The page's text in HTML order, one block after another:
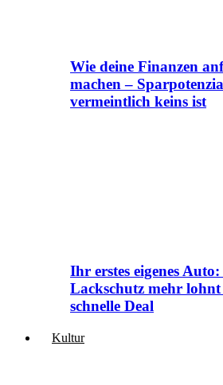
Wie deine Finanzen
machen –
vermeintlich keins ist
Ihr erstes eigenes
Lackschutz mehr lohnt
schnelle Deal
Kultur